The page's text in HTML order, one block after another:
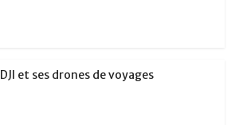
DJI et ses drones de voyages